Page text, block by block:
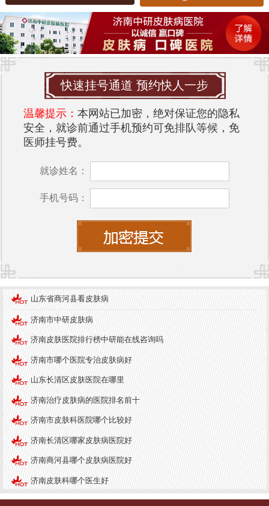
症的处理上具有丰富的经验。
2. **济南中研皮肤病医院**
- 该科室在皮肤病的基础研究和临床治疗方面均有突
出表现，尤其在皮肤肿瘤和过敏性皮肤病的治疗上
具有优势。
3. **济南中研皮肤科医院**
- 该医院结合中西医的优势，提供全面的皮肤病治疗
方案，尤其在湿疹、银屑病等慢性皮肤病的管理上
效果显著。
4. **济南中研皮肤病医院**
- 该科室在皮肤病的诊断和治疗方面有着深厚的学术
基础，尤其在皮肤感染和皮肤肿瘤的研究上具有领
5. **中研皮肤病医院**
- 专注于皮肤病的研究和治疗，医院拥有好的的医疗
设备和专业的医疗团队，能够为患者提供高效的治
疗方案。
6. **济南中研皮肤病医院**
- 该科室结合中医传统疗法，提供个性化的治疗方
案，尤其在皮肤病的预防和保健方面具有独特的优
势。
7. **济南中研皮肤病医院**
- 专注于儿童皮肤病的诊断和治疗，医院拥有专业的
儿童皮肤科医生，能够为小患者提供温馨的医疗服
务。
快速挂号通道 预约快人一步
温馨提示： 本网站已加密，绝对保证您的隐私
安全，就诊前通过手机预约可免排队等候，免
医师挂号费。
就诊姓名：
手机号码：
山东省商河县看皮肤病
济南市中研皮肤病
济南皮肤医院排行榜中研能在线咨询吗
济南市哪个医院专治皮肤病好
山东长清区皮肤医院在哪里
济南治疗皮肤病的医院排名前十
济南市皮肤科医院哪个比较好
济南长清区哪家皮肤病医院好
济南商河县哪个皮肤病医院好
济南皮肤科哪个医生好